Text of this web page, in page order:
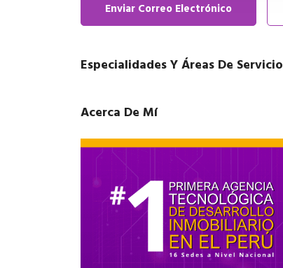
Enviar Correo Electrónico
Especialidades Y Áreas De Servicio
Acerca De Mí